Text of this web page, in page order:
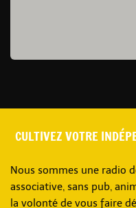
CULTIVEZ VOTRE
Nous sommes une radio
associative, sans pub,
la volonté de vous faire